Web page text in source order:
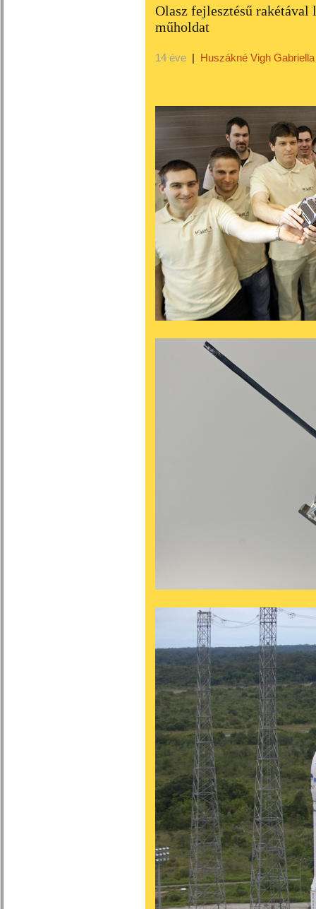
Olasz fejlesztésű
műholdat
14 éve | Huszákné Vigh Gabriella